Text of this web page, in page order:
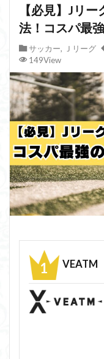
【必見】Jリ
法！コスパ最
サッカー, Ｊリーグ
149View
VEATM